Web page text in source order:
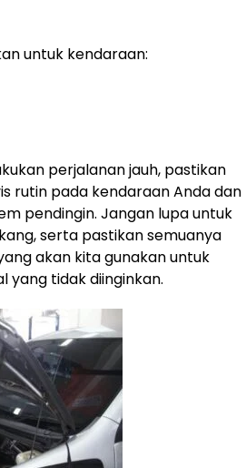
untuk kendaraan:
perjalanan jauh, pastikan
rutin pada kendaraan Anda dan
pendingin. Jangan lupa untuk
serta pastikan semuanya
akan kita gunakan untuk
yang tidak diinginkan.